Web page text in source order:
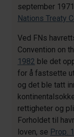
september
Nations Treaty
Ved FNs
Convention on
1982 ble det
for å fastsette
og det ble tatt
rettigheter og
Forholdet til
loven, se Prop.